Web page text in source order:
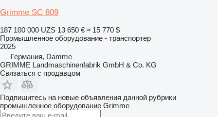
Grimme SC 809
187 100 000 UZS 13 650 € ≈ 15 770 $
Промышленное оборудование - транспортер
2025
Германия, Damme
GRIMME Landmaschinenfabrik GmbH & Co. KG
Связаться с продавцом
Подпишитесь на новые объявления данной рубрики
промышленное оборудование Grimme